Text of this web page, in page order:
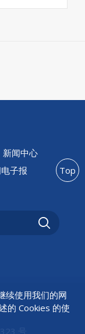
新闻中心
子报
号
Top
续使用我们的网
的 Cookies 的使